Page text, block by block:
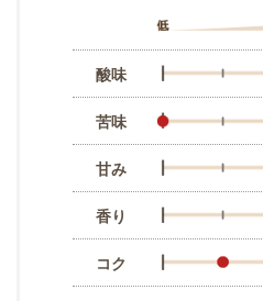
酸味
苦味
甘み
香り
コク